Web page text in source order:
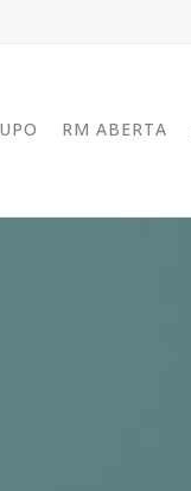
RM ABERTA